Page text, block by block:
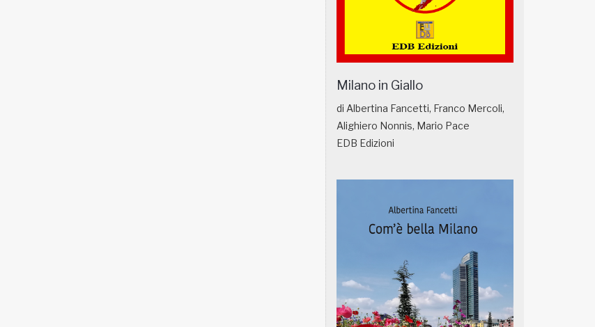
Milano in Giallo
di Albertina Fancetti, Franco Mercoli,
Alighiero Nonnis, Mario Pace
EDB Edizioni